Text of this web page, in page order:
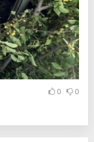
0 0